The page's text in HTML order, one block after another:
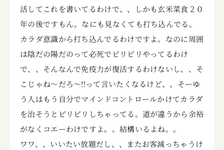
活してこれを書いてるわけで、、しかも玄米菜食２０
年の後ですもん。なにも見なくても打ち込んでる。
カラダ意識から打ち込んでるわけですよ。なのに周囲
は陰だの陽だのって必死でピリピリやってるわけ
で、、そんなんで免疫力が復活するわけないし、、そ
こじゃね～だろ～!!って言いたくなるけど、、そーゆ
う人はもう自分でマインドコントロールかけてカラダ
を治そうとピリピリしちゃってる。道が違うから余裕
がなくコエーわけですよ。。結構いるよね。。
ワワ、、いいたい放題だし、、またお客減っちゃうけ